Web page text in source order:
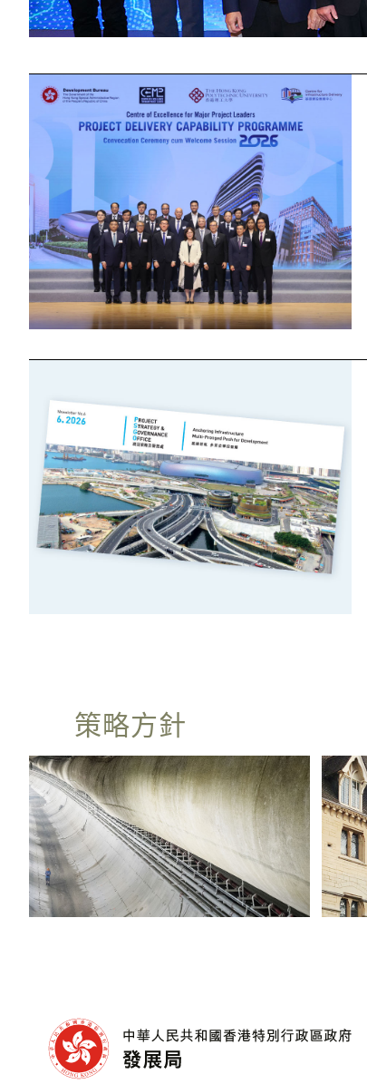
策略方針
建造業2.0
「組裝合成」建築法
數碼工程監督系統
工務工程應用研發